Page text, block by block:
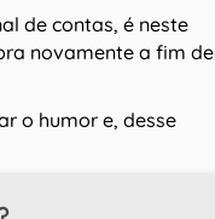
de contas, é neste
novamente a fim de
o humor e, desse